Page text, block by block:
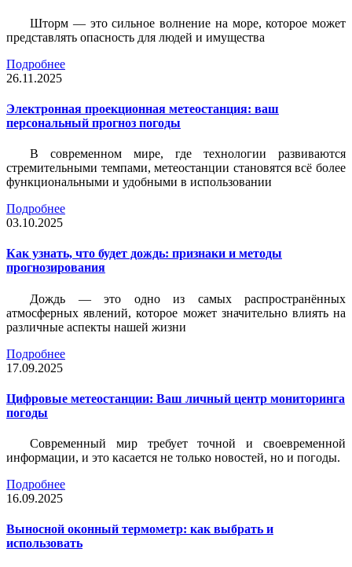
Шторм — это сильное волнение на море, которое может
представлять опасность для людей и имущества
Подробнее
26.11.2025
Электронная проекционная метеостанция: ваш
персональный прогноз погоды
В современном мире, где технологии развиваются
стремительными темпами, метеостанции становятся всё более
функциональными и удобными в использовании
Подробнее
03.10.2025
Как узнать, что будет дождь: признаки и методы
прогнозирования
Дождь — это одно из самых распространённых
атмосферных явлений, которое может значительно влиять на
различные аспекты нашей жизни
Подробнее
17.09.2025
Цифровые метеостанции: Ваш личный центр мониторинга
погоды
Современный мир требует точной и своевременной
информации, и это касается не только новостей, но и погоды.
Подробнее
16.09.2025
Выносной оконный термометр: как выбрать и
использовать